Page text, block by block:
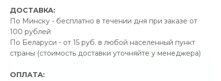
ДОСТАВКА:
По Минску - бесплатно в течении дня при заказе от
100 рублей
По Беларуси - от 15 руб. в любой населенный пункт
страны (стоимость доставки уточняйте у менеджера)
ОПЛАТА:
Производитель:
Код Товара: qprod_50693